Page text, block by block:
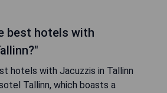
best hotels with
hotels with Jacuzzis in Tallinn
Tallinn, which boasts a